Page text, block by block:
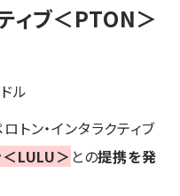
ィブ＜PTON＞
ル
トン・インタラクティブ
LULU＞ との提携を発